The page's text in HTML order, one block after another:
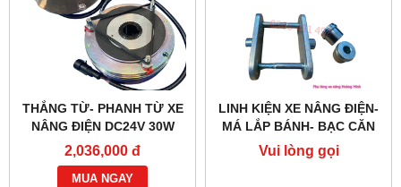
THẮNG TỪ- PHANH TỪ XE
NÂNG ĐIỆN DC24V 30W
G218-REB-04-10B
2,036,000 đ
MUA NGAY
LINH KIỆN XE NÂNG ĐIỆN-
MÁ LẮP BÁNH- BẠC CĂN
Vui lòng gọi